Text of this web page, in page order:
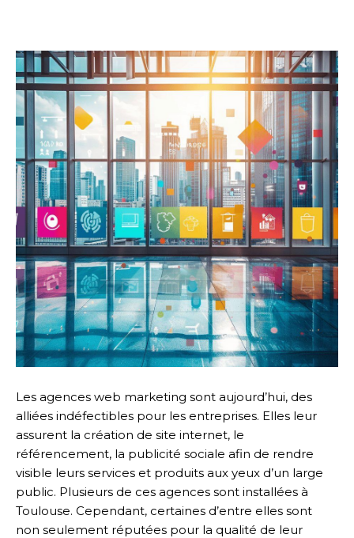
Les agences web marketing sont aujourd’hui, des
alliées indéfectibles pour les entreprises. Elles leur
assurent la création de site internet, le
référencement, la publicité sociale afin de rendre
visible leurs services et produits aux yeux d’un large
public. Plusieurs de ces agences sont installées à
Toulouse. Cependant, certaines d’entre elles sont
non seulement réputées pour la qualité de leur